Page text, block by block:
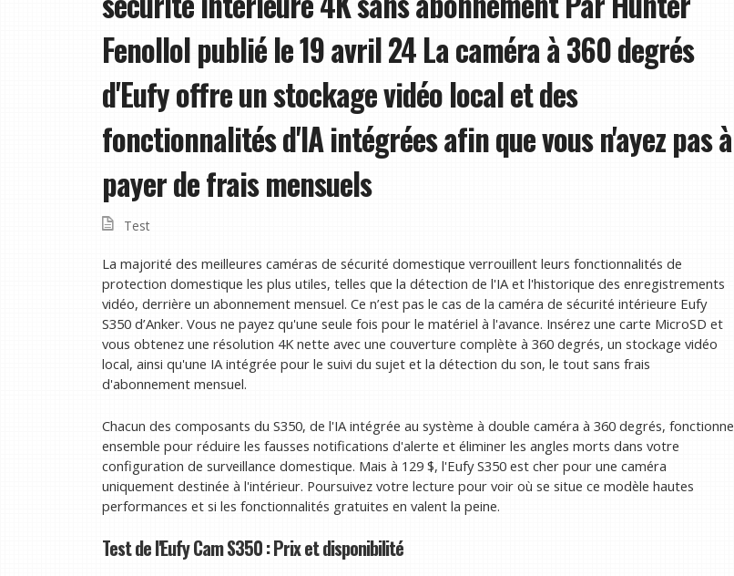
Fenollol publié le 19 avril 24 La caméra à 360 degrés
d'Eufy offre un stockage vidéo local et des
fonctionnalités d'IA intégrées afin que vous n'ayez pas à
payer de frais mensuels
Test
La majorité des meilleures caméras de sécurité domestique verrouillent leurs fonctionnalités de
protection domestique les plus utiles, telles que la détection de l'IA et l'historique des enregistrements
vidéo, derrière un abonnement mensuel. Ce n’est pas le cas de la caméra de sécurité intérieure Eufy
S350 d’Anker. Vous ne payez qu'une seule fois pour le matériel à l'avance. Insérez une carte MicroSD et
vous obtenez une résolution 4K nette avec une couverture complète à 360 degrés, un stockage vidéo
local, ainsi qu'une IA intégrée pour le suivi du sujet et la détection du son, le tout sans frais
d'abonnement mensuel.
Chacun des composants du S350, de l'IA intégrée au système à double caméra à 360 degrés, fonctionne
ensemble pour réduire les fausses notifications d'alerte et éliminer les angles morts dans votre
configuration de surveillance domestique. Mais à 129 $, l'Eufy S350 est cher pour une caméra
uniquement destinée à l'intérieur. Poursuivez votre lecture pour voir où se situe ce modèle hautes
performances et si les fonctionnalités gratuites en valent la peine.
Test de l'Eufy Cam S350 : Prix et disponibilité